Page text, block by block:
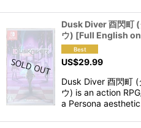
Dusk Diver 酉閃町 (
ウ) [Full English
US$29.99
Dusk Diver 酉閃町 (
ウ) is an action
a Persona